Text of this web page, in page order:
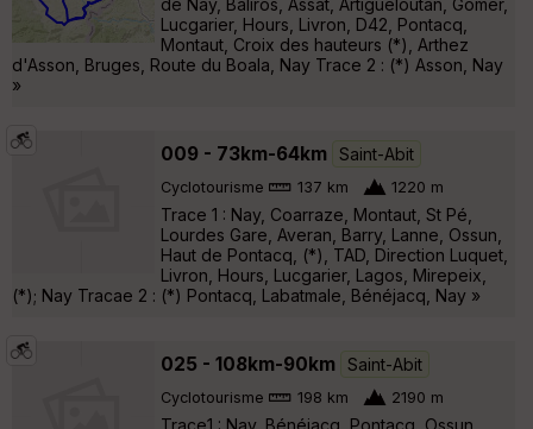
de Nay, Baliros, Assat, Artigueloutan, Gomer,
Lucgarier, Hours, Livron, D42, Pontacq,
Montaut, Croix des hauteurs (*), Arthez
d'Asson, Bruges, Route du Boala, Nay Trace 2 : (*) Asson, Nay
»
009 - 73km-64km Saint-Abit
Cyclotourisme 137 km 1220 m
Trace 1 : Nay, Coarraze, Montaut, St Pé,
Lourdes Gare, Averan, Barry, Lanne, Ossun,
Haut de Pontacq, (*), TAD, Direction Luquet,
Livron, Hours, Lucgarier, Lagos, Mirepeix,
(*); Nay Tracae 2 : (*) Pontacq, Labatmale, Bénéjacq, Nay »
025 - 108km-90km Saint-Abit
Cyclotourisme 198 km 2190 m
Trace1 : Nay, Bénéjacq, Pontacq, Ossun,